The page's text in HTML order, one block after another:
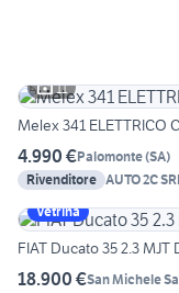
11
Melex 341 ELETTRICO
4.990 €Palomonte(SA)
Rivenditore AUTO 2C
Vetrina
FIAT Ducato 35 2.3 MJT
18.900 €San Michele